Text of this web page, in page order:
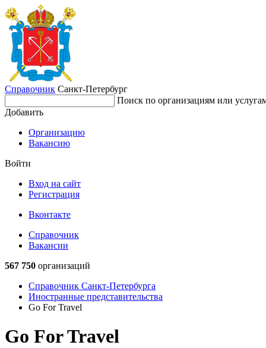
Справочник Санкт-Петербург
Поиск по организациям или
Добавить
Организацию
Вакансию
Войти
Вход на сайт
Регистрация
Вконтакте
Справочник
Вакансии
567 750 организаций
Справочник Санкт-Петербурга
Иностранные представительства
Go For Travel
Go For Travel